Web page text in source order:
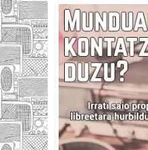
c
e
b
o
i
t
t
e